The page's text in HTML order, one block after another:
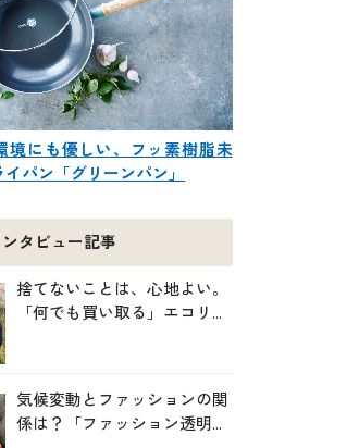
境にも優しい、フッ素樹脂未
パン「グリーンパン」
タビュー記事
捨てないことは、心地よい。
「何でも買い取る」エコリン
気候変動とファッションの関
係は？「ファッション透明性